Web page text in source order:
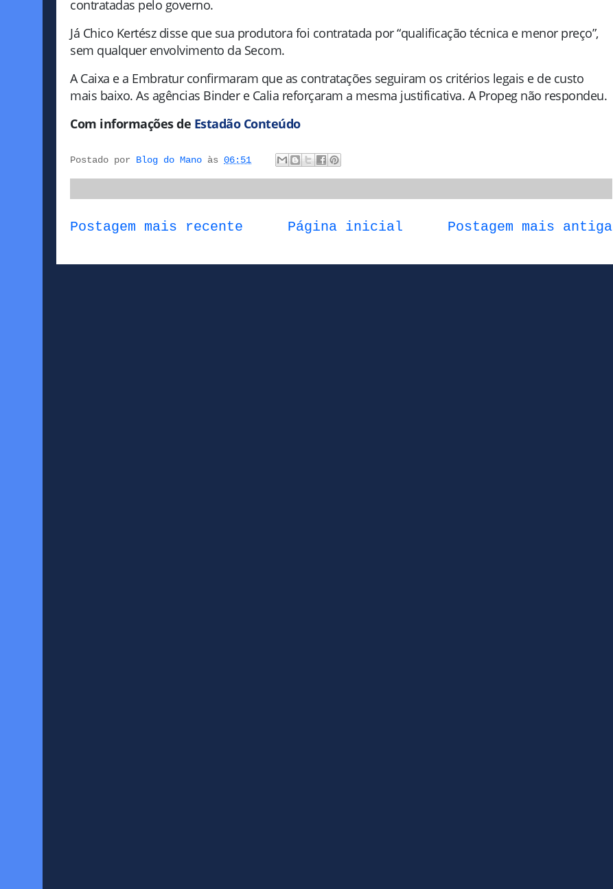
contratadas pelo governo.
Já Chico Kertész disse que sua produtora foi contratada por “qualificação técnica e menor preço”,
sem qualquer envolvimento da Secom.
A Caixa e a Embratur confirmaram que as contratações seguiram os critérios legais e de custo
mais baixo. As agências Binder e Calia reforçaram a mesma justificativa. A Propeg não respondeu.
Com informações de Estadão Conteúdo
Postado por Blog do Mano às 06:51
Postagem mais recente Postagem mais antiga
Página inicial